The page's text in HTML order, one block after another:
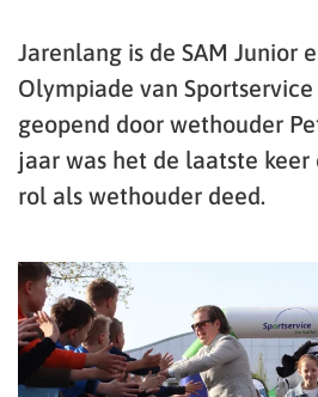
Jarenlang is de SAM Junior
Olympiade van
geopend door wethouder
jaar was het de laatste
rol als wethouder deed.